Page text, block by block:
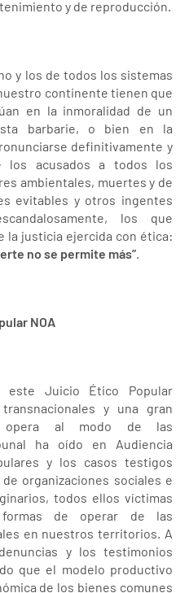
y de reproducción.
y los de todos los sistemas
continente tienen que
en la inmoralidad de un
barbarie, o bien en la
definitivamente y
los acusados a todos los
ambientales, muertes y de
evitables y otros ingentes
los que
la justicia ejercida con ética:
no se permite más”.
NOA
este Juicio Ético Popular
y una gran
opera al modo de las
ha oído en Audiencia
y los casos testigos
organizaciones sociales e
todos ellos víctimas
de operar de las
en nuestros territorios. A
y los testimonios
que el modelo productivo
de los bienes comunes